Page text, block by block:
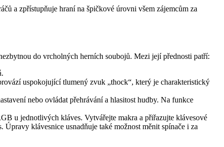
a zpřístupňuje hraní na špičkové úrovni všem zájemcům za
do vrcholných herních soubojů. Mezi její přednosti patří:
uspokojující tlumený zvuk „thock“, který je charakteristický
nebo ovládat přehrávání a hlasitost hudby. Na funkce
u jednotlivých kláves. Vytvářejte makra a přiřazujte klávesové
klávesnice usnadňuje také možnost měnit spínače i za